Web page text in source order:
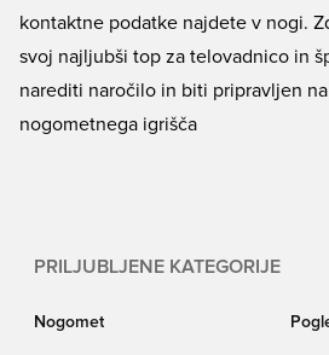
kontaktne podatke najdete v nogi.
svoj najljubši top za telovadnico in
narediti naročilo in biti pripravljen
nogometnega igrišča
PRILJUBLJENE KATEGORIJE
Nogomet